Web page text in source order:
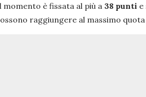
momento è fissata al più a 38 punti e
raggiungere al massimo